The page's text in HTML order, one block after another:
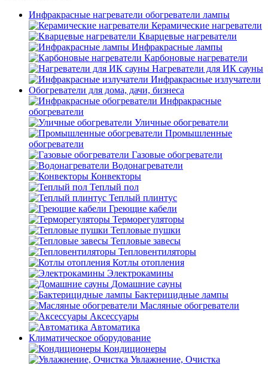
Инфракрасные нагреватели обогреватели лампы
Керамические нагреватели
Кварцевые нагреватели
Инфракрасные лампы
Карбоновые нагреватели
Нагреватели для ИК сауны
Инфракрасные излучатели
Обогреватели для дома, дачи, бизнеса
Инфракрасные
обогреватели
Уличные обогреватели
Промышленные
обогреватели
Газовые обогреватели
Водонагреватели
Конвекторы
Теплый пол
Теплый плинтус
Греющие кабели
Терморегуляторы
Тепловые пушки
Тепловые завесы
Тепловентиляторы
Котлы отопления
Электрокамины
Домашние сауны
Бактерицидные лампы
Масляные обогреватели
Аксессуары
Автоматика
Климатическое оборудование
Кондиционеры
Увлажнение, Очистка